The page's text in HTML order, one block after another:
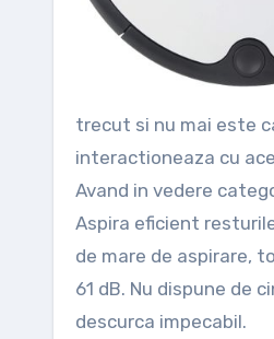
trecut si nu mai este
interactioneaza cu
Avand in vedere
Aspira eficient
de mare de aspirare,
61 dB. Nu dispune de
descurca impecabil.